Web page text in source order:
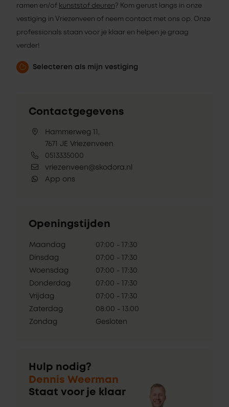
ramen en/of kunststof deuren ? Kom gerust langs in onze
vestiging in Vriezenveen of neem contact met ons op. Onze
professionals staan voor je klaar en helpen je graag
verder!
Selecteren als mijn vestiging
Contactgegevens
Hammerweg 11,
7671 JE Vriezenveen
0513335000
vriezenveen@skodora.nl
App ons
Openingstijden
Maandag 07:00 - 17:30
Dinsdag 07:00 - 17:30
Woensdag 07:00 - 17:30
Donderdag 07:00 - 17:30
Vrijdag 07:00 - 17:30
Zaterdag 08:00 - 13:00
Zondag Gesloten
Hulp nodig?
Dennis Weerman
Staat voor je klaar